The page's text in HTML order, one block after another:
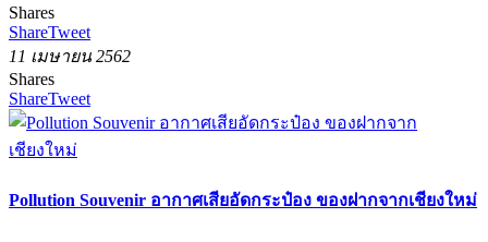
Shares
ShareTweet
11 เมษายน 2562
Shares
ShareTweet
Pollution Souvenir อากาศเสียอัดกระป๋อง ของฝากจากเชียงใหม่